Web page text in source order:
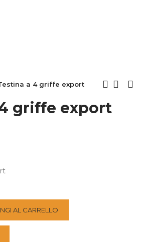
a 4 griffe export
griffe export
AL CARRELLO